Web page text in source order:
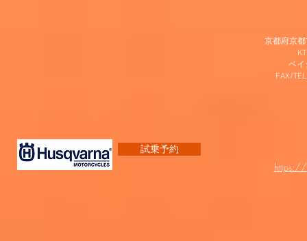
京都府京
ベイ
FAX/
試乗予約
https://